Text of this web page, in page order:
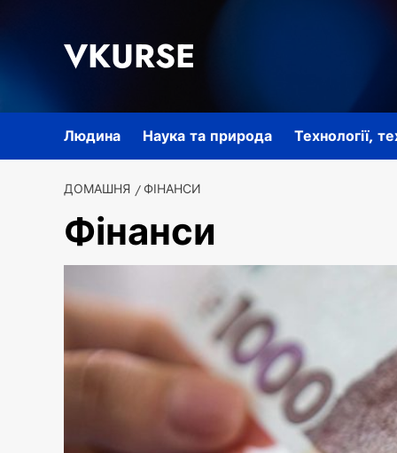
VKURSE
Людина Наука та природа Технології,
ДОМАШНЯ ФІНАНСИ
Фінанси